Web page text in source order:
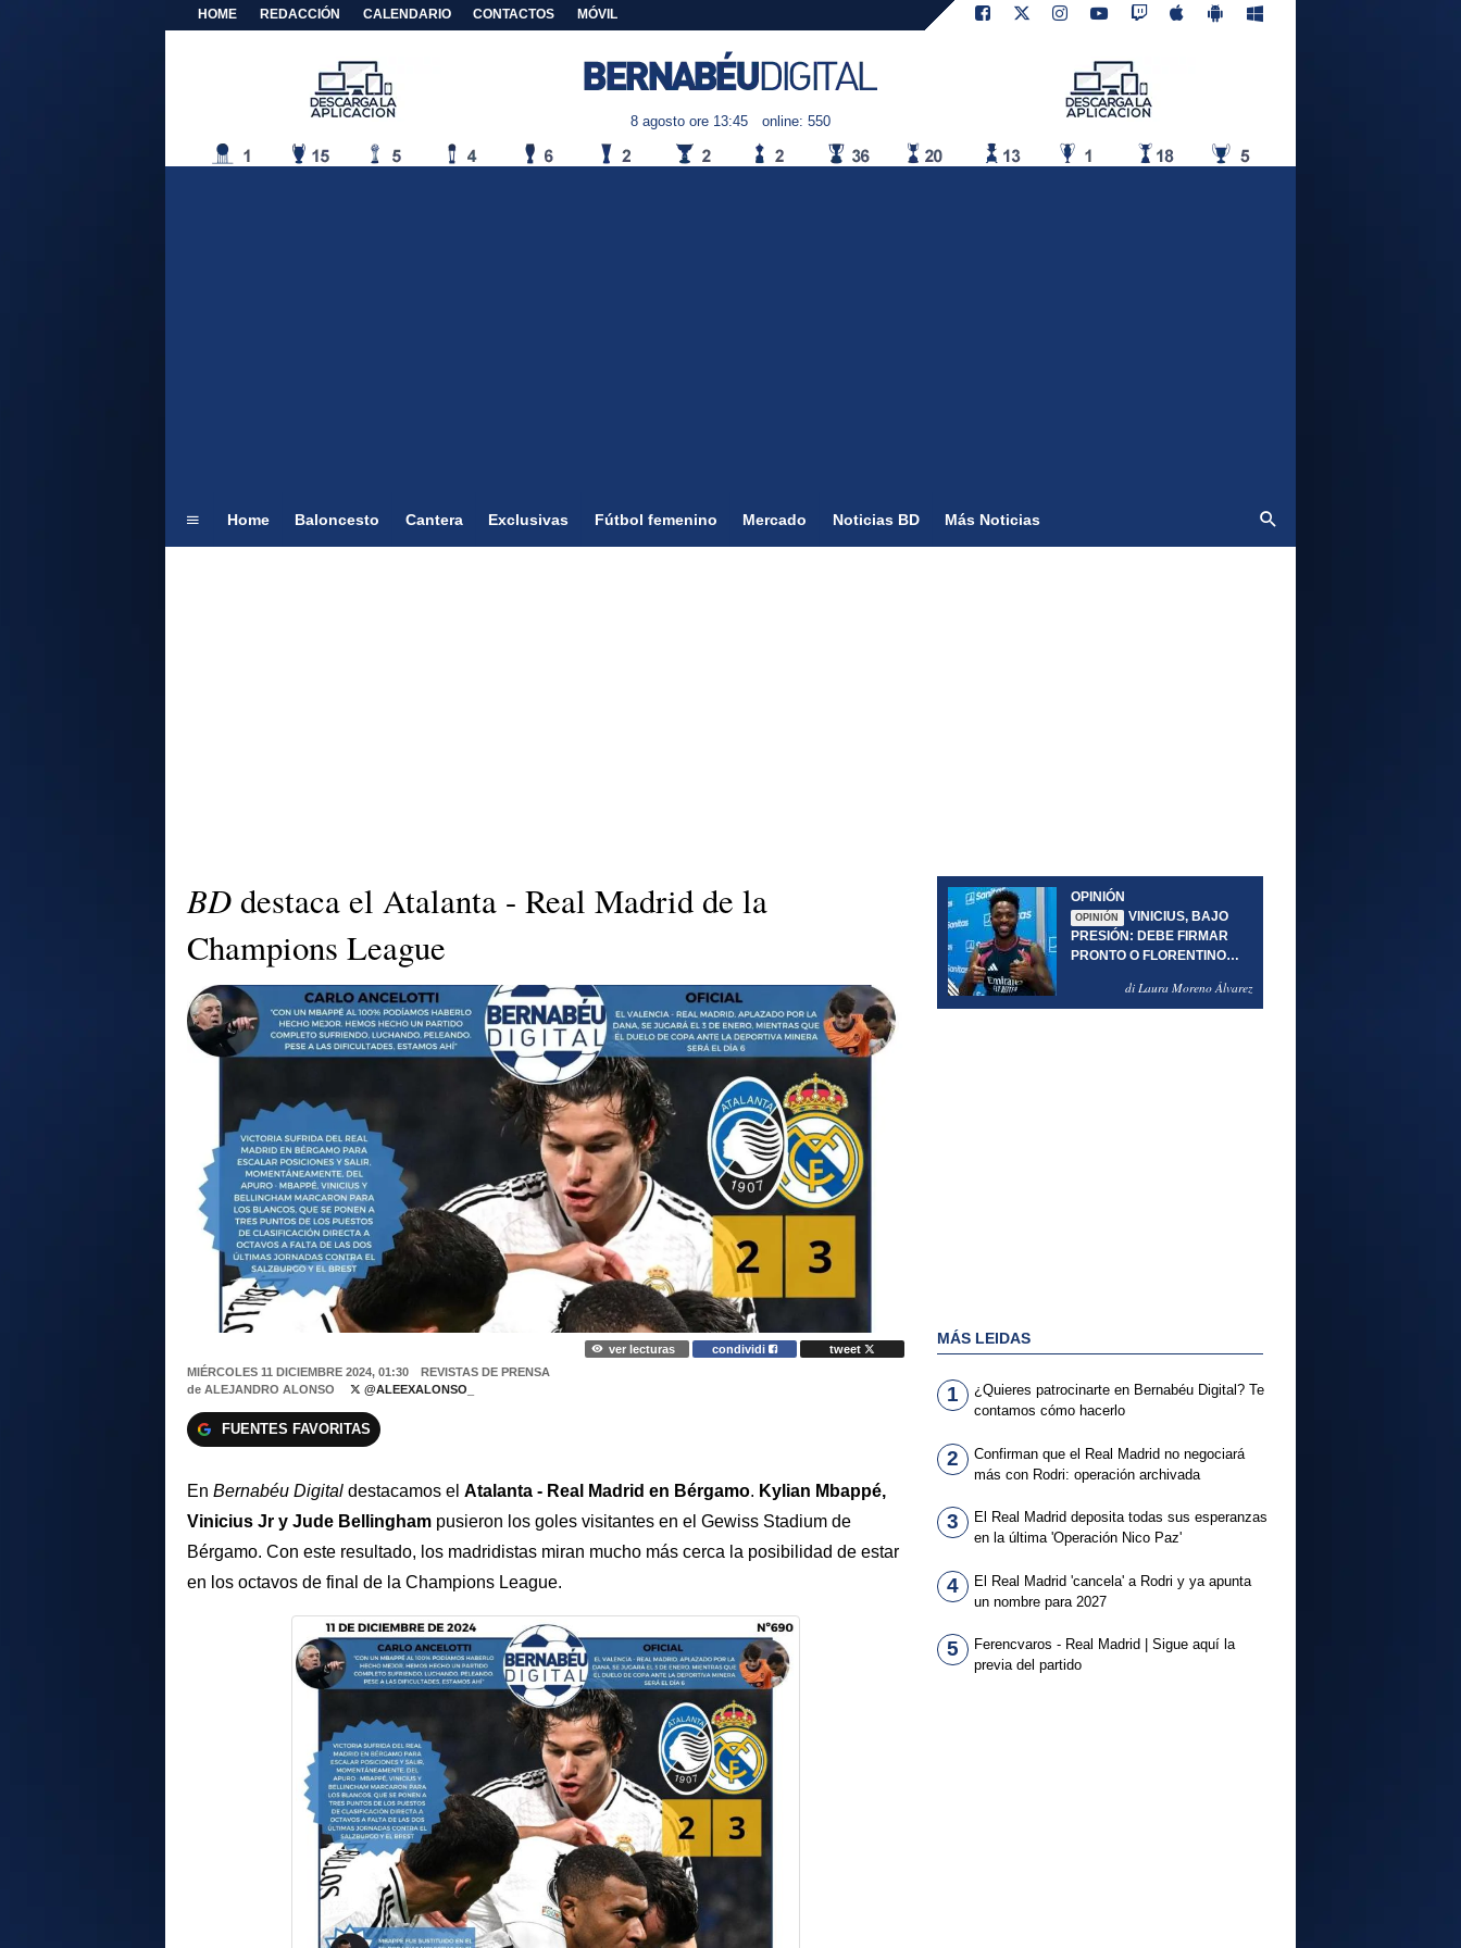
HOME REDACCIÓN CALENDARIO CONTACTOS MÓVIL
8 agosto ore 13:45 online: 550
Home Baloncesto Cantera Exclusivas Fútbol femenino Mercado Noticias BD Más Noticias
BDdestaca el Atalanta - Real Madrid de la
Champions League
ver lecturas condividi
tweet
MIÉRCOLES 11 DICIEMBRE 2024, 01:30
REVISTAS DE PRENSA
de ALEJANDRO ALONSO @ALEEXALONSO_
FUENTES FAVORITAS
En Bernabéu Digital destacamos el Atalanta - Real Madrid en Bérgamo. Kylian Mbappé,
Vinicius Jr y Jude Bellingham pusieron los goles visitantes en el Gewiss Stadium de
Bérgamo. Con este resultado, los madridistas miran mucho más cerca la posibilidad de estar
en los octavos de final de la Champions League.
OPINIÓN
OPINIÓN
VINICIUS, BAJO
PRESIÓN: DEBE FIRMAR
PRONTO O FLORENTINO
di Laura Moreno Álvarez
MÁS LEIDAS
1
¿Quieres patrocinarte en Bernabéu Digital? Te
contamos cómo hacerlo
2
Confirman que el Real Madrid no negociará
más con Rodri: operación archivada
3
El Real Madrid deposita todas sus esperanzas
en la última 'Operación Nico Paz'
4
El Real Madrid 'cancela' a Rodri y ya apunta
un nombre para 2027
5
Ferencvaros - Real Madrid | Sigue aquí la
previa del partido